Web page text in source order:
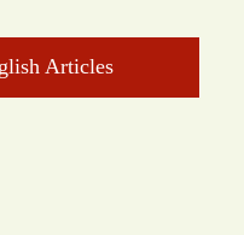
Articles